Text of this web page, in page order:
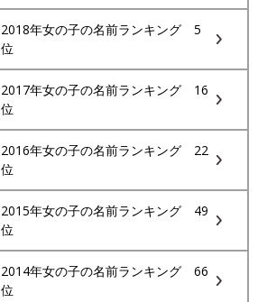
2018年女の子の名前ランキング 5
位
2017年女の子の名前ランキング 16
位
2016年女の子の名前ランキング 22
位
2015年女の子の名前ランキング 49
位
2014年女の子の名前ランキング 66
位